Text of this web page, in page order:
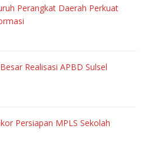
Perangkat Daerah Perkuat
Realisasi APBD Sulsel
Persiapan MPLS Sekolah